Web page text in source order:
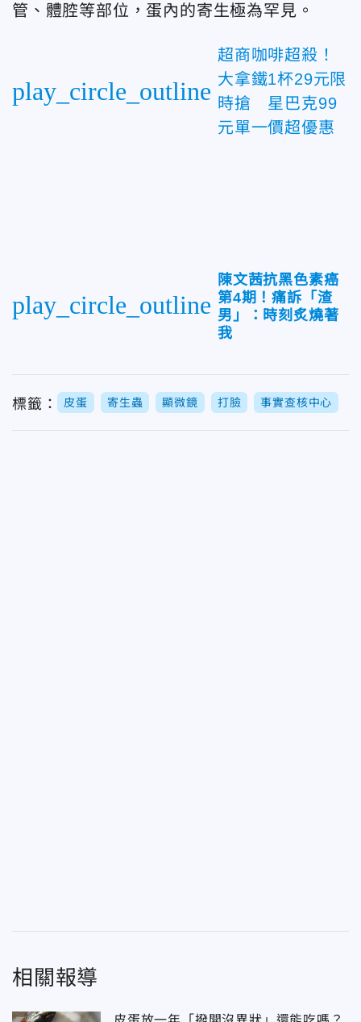
管、體腔等部位，蛋內的寄生極為罕見。
play_circle_outline
超商咖啡超殺！
大拿鐵1杯29元限
時搶 星巴克99
元單一價超優惠
play_circle_outline
陳文茜抗黑色素癌
第4期！痛訴「渣
男」：時刻炙燒著
我
標籤： 皮蛋 寄生蟲 顯微鏡 打臉 事實查核中心
相關報導